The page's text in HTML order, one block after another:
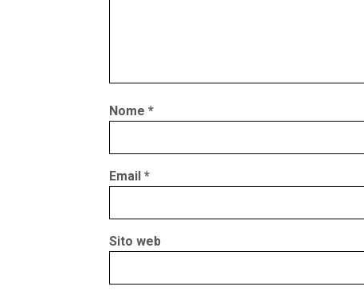
Nome *
Email *
Sito web